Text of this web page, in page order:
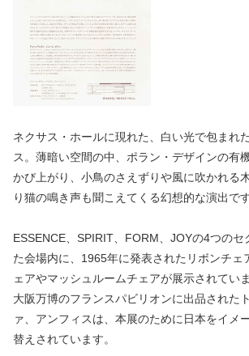
ネクサス・ホールに現れた、白い光で包まれ
ス。薄暗い空間の中、ポラン・デザインの有
かび上がり、小鳥のさえずりや風に吹かれる
り猫の鳴き声も聞こえてくる幻想的な演出です
ESSENCE、SPIRIT、FORM、JOYの4つの
た会場内に、1965年に発表されたリボンチェ
ェアやマッシュルームチェアが展示されてい
大阪万博のフランスパビリオンに出品された
ァ、アンフィスは、本展のために日本をイメ
替えされています。